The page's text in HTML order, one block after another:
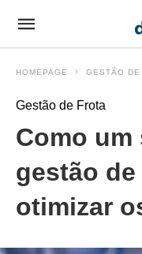
HOMEPAGE GESTÃO DE
Gestão de Frota
Como um
gestão
otimizar